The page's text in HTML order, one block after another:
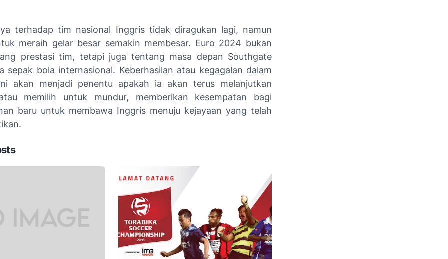
terhadap tim nasional Inggris tidak diragukan lagi, namun
meraih gelar besar semakin membesar. Euro 2024 bukan
prestasi tim, tetapi juga tentang masa depan Southgate
sepak bola internasional. Keberhasilan atau kegagalan dalam
akan menjadi penentu apakah ia akan terus melanjutkan
memilih untuk mundur, memberikan kesempatan bagi
baru untuk membawa Inggris menuju kejayaan yang telah